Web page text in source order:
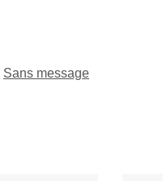
Sans message